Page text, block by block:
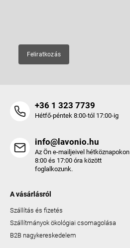
Feliratkozás
+36 1 323 7739
Hétfő-péntek 8:00-tól 17:00-ig
info@lavonio.hu
Az Ön e-mailjeivel hétköznapokon
8:00 és 17:00 óra között
foglalkozunk.
A vásárlásról
Szállítás és fizetés
Szállítmányok ökológiai csomagolása
B2B nagykereskedelem